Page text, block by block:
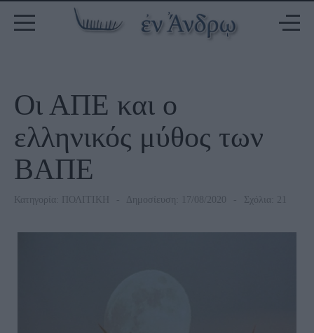
Οι ΑΠΕ και ο
ελληνικός μύθος των
ΒΑΠΕ
Κατηγορία: ΠΟΛΙΤΙΚΗ Δημοσίευση: 17/08/2020 Σχόλια: 21